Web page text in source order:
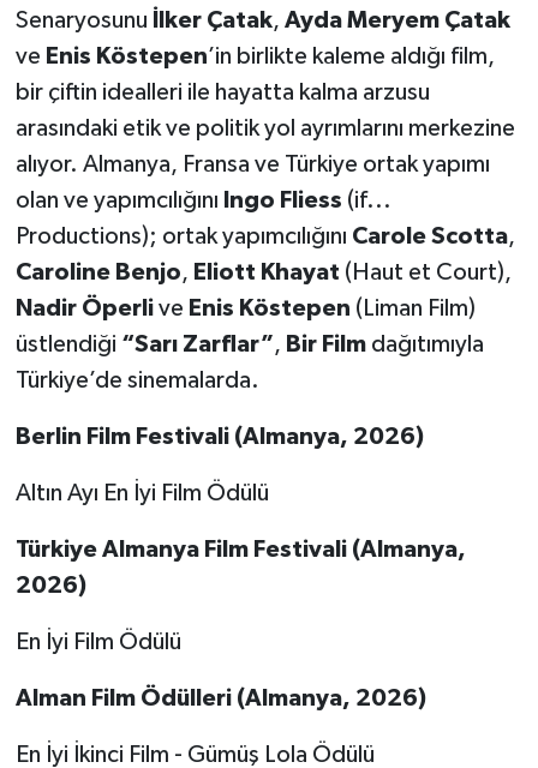
Senaryosunu lker Çatak, Ayda Meryem Çatak
ve Enis Köstepen’in birlikte kaleme aldığı film,
bir çiftin idealleri ile hayatta kalma arzusu
arasındaki etik ve politik yol ayrımlarını merkezine
alıyor. Almanya, Fransa ve Türkiye ortak yapımı
olan ve yapımcılığını Ingo Fliess (if...
Productions); ortak yapımcılığını Carole Scotta,
Caroline Benjo, Eliott Khayat (Haut et Court),
Nadir Öperlive Enis Köstepen (Liman Film)
üstlendiği “Sarı Zarflar”, Bir Filmdağıtımıyla
Türkiye’de sinemalarda.
Berlin Film Festivali (Almanya, 2026)
Altın Ayı En İyi Film Ödülü
Türkiye Almanya Film Festivali (Almanya,
2026)
En İyi Film Ödülü
Alman Film Öd ülleri (Almanya, 2026)
En İyi İkinci Film - Gümüş Lola Ödülü